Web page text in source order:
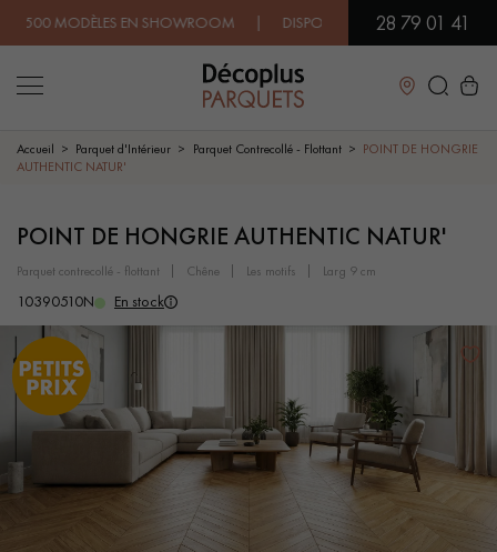
EN SHOWROOM | DISPONIBILITÉ IMMÉDIATE |28 79 01 41
Fermer
PARQUET MASSIF
PARQUET CONTRECOLLÉ -
SOL PLAQUÉ BOIS VERITABLES
PARQUETS À MOTIFS
PARQUET EN BOIS EXOTIQUE PARQUET VERNIS
PARQUET HUILÉ PARQUET EN BOIS BRUT
PARQUET EN CHÊNE FUMÉ
Accueil Parquet d'Intérieur Parquet Contrecollé - Flottant
POINT DE HONGRIE
AUTHENTIC NATUR'
POINT DE HONGRIE AUTHENTIC NATUR'
parquet contrecollé - flottant chêne les motifs larg 9 cm
10390510N En stock